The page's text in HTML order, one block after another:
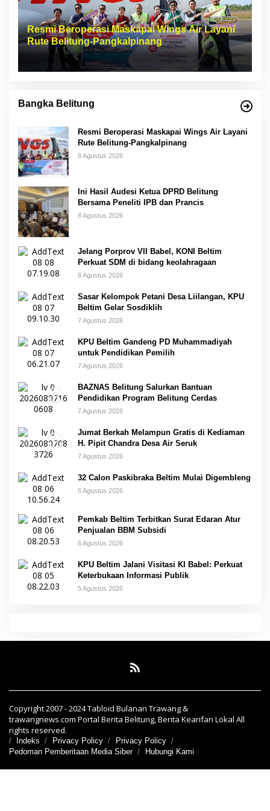
Resmi Beroperasi Maskapai Wings Air Layani
Rute Belitung-Pangkalpinang
Bangka Belitung
Resmi Beroperasi Maskapai Wings Air Layani
Rute Belitung-Pangkalpinang
8 Agustus 2026
Ini Hasil Audesi Ketua DPRD Belitung
Bersama Peneliti IPB dan Prancis
8 Agustus 2026
Jelang Porprov VII Babel, KONI Beltim
Perkuat SDM di bidang keolahragaan
8 Agustus 2026
Sasar Kelompok Petani Desa Liilangan, KPU
Beltim Gelar Sosdiklih
7 Agustus 2026
KPU Beltim Gandeng PD Muhammadiyah
untuk Pendidikan Pemilih
7 Agustus 2026
BAZNAS Belitung Salurkan Bantuan
Pendidikan Program Belitung Cerdas
7 Agustus 2026
Jumat Berkah Melampun Gratis di Kediaman
H. Pipit Chandra Desa Air Seruk
7 Agustus 2026
32 Calon Paskibraka Beltim Mulai Digembleng
6 Agustus 2026
Pemkab Beltim Terbitkan Surat Edaran Atur
Penjualan BBM Subsidi
6 Agustus 2026
KPU Beltim Jalani Visitasi KI Babel: Perkuat
Keterbukaan Informasi Publik
5 Agustus 2026
Copyright 2007 - 2024 Tabloid Bulanan Trawang &
trawangnews.com Portal Berita Belitung, Berita Kearifan Lokal All
rights reserved.
Indeks Privacy Policy
Privacy Policy
Pedoman Pemberitaan Media Siber
Hubungi Kami